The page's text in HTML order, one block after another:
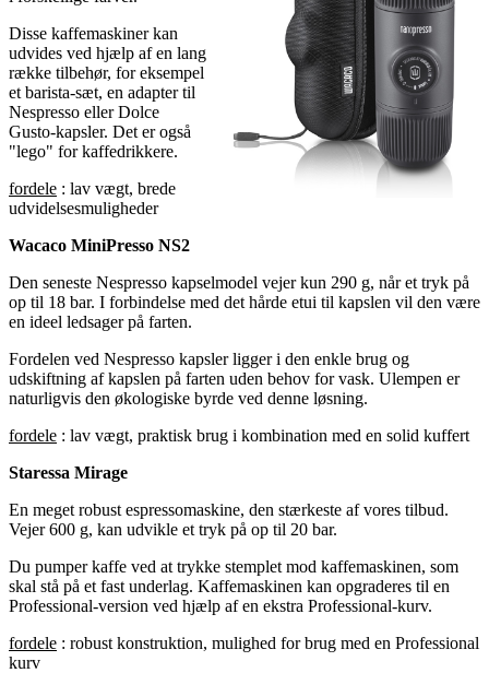
Disse kaffemaskiner kan
udvides ved hjælp af en lang
række tilbehør, for eksempel
et barista-sæt, en adapter til
Nespresso eller Dolce
Gusto-kapsler. Det er også
"lego" for kaffedrikkere.
fordele : lav vægt, brede
udvidelsesmuligheder
Wacaco MiniPresso NS2
Den seneste Nespresso kapselmodel vejer kun 290 g, når et tryk på
op til 18 bar. I forbindelse med det hårde etui til kapslen vil den være
en ideel ledsager på farten.
Fordelen ved Nespresso kapsler ligger i den enkle brug og
udskiftning af kapslen på farten uden behov for vask. Ulempen er
naturligvis den økologiske byrde ved denne løsning.
fordele : lav vægt, praktisk brug i kombination med en solid kuffert
Staressa Mirage
En meget robust espressomaskine, den stærkeste af vores tilbud.
Vejer 600 g, kan udvikle et tryk på op til 20 bar.
Du pumper kaffe ved at trykke stemplet mod kaffemaskinen, som
skal stå på et fast underlag. Kaffemaskinen kan opgraderes til en
Professional-version ved hjælp af en ekstra Professional-kurv.
fordele : robust konstruktion, mulighed for brug med en Professional
kurv